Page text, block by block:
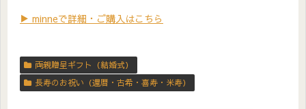
▶ minneで詳細・ご購入はこちら
両親贈呈ギフト（結婚式）
長寿のお祝い（還暦・古希・喜寿・米寿）